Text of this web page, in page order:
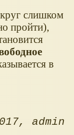
слишком
пройти),
в
admin